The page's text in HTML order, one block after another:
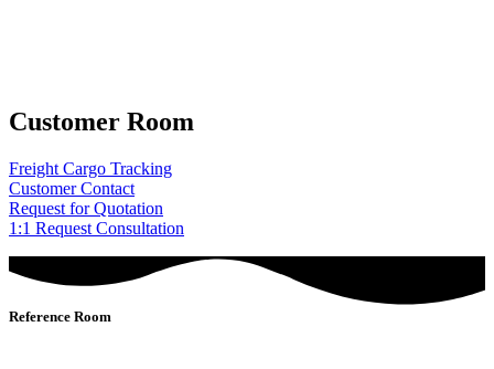
Customer Room
Freight Cargo Tracking
Customer Contact
Request for Quotation
1:1 Request Consultation
Reference Room